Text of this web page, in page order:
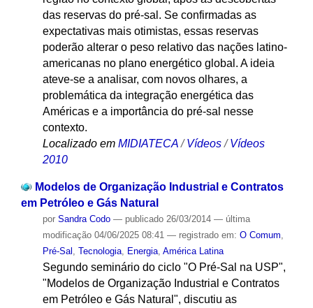
das reservas do pré-sal. Se confirmadas as
expectativas mais otimistas, essas reservas
poderão alterar o peso relativo das nações latino-
americanas no plano energético global. A ideia
ateve-se a analisar, com novos olhares, a
problemática da integração energética das
Américas e a importância do pré-sal nesse
contexto.
Localizado em MIDIATECA /Vídeos /Vídeos
2010
Modelos de Organização Industrial e Contratos
em Petróleo e Gás Natural
por Sandra Codo — publicado26/03/2014 — última
modificação04/06/2025 08:41 — registrado em: O Comum
Pré-Sal Tecnologia, Energia, América Latina
Segundo seminário do ciclo "O Pré-Sal na USP",
"Modelos de Organização Industrial e Contratos
em Petróleo e Gás Natural", discutiu as